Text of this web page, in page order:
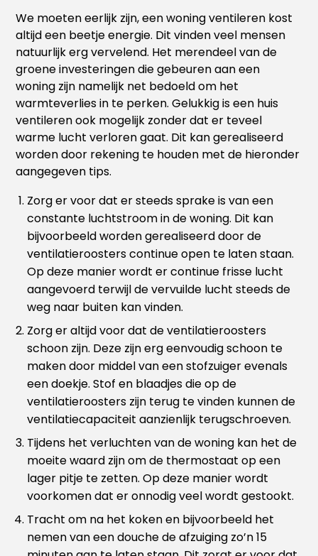
We moeten eerlijk zijn, een woning ventileren kost
altijd een beetje energie. Dit vinden veel mensen
natuurlijk erg vervelend. Het merendeel van de
groene investeringen die gebeuren aan een
woning zijn namelijk net bedoeld om het
warmteverlies in te perken. Gelukkig is een huis
ventileren ook mogelijk zonder dat er teveel
warme lucht verloren gaat. Dit kan gerealiseerd
worden door rekening te houden met de hieronder
aangegeven tips.
Zorg er voor dat er steeds sprake is van een
constante luchtstroom in de woning. Dit kan
bijvoorbeeld worden gerealiseerd door de
ventilatieroosters continue open te laten staan.
Op deze manier wordt er continue frisse lucht
aangevoerd terwijl de vervuilde lucht steeds de
weg naar buiten kan vinden.
Zorg er altijd voor dat de ventilatieroosters
schoon zijn. Deze zijn erg eenvoudig schoon te
maken door middel van een stofzuiger evenals
een doekje. Stof en blaadjes die op de
ventilatieroosters zijn terug te vinden kunnen de
ventilatiecapaciteit aanzienlijk terugschroeven.
Tijdens het verluchten van de woning kan het de
moeite waard zijn om de thermostaat op een
lager pitje te zetten. Op deze manier wordt
voorkomen dat er onnodig veel wordt gestookt.
Tracht om na het koken en bijvoorbeeld het
nemen van een douche de afzuiging zo’n 15